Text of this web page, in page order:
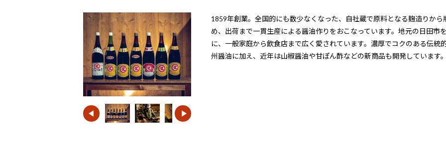
1859年創業。全国的にも数少なくなった、自社蔵で原料となる麹造りから
め、出荷まで一貫生産による醤油作りをおこなっています。地元の日田市
に、一般家庭から飲食店まで広く愛されています。濃厚でコクのある伝統
州醤油に加え、近年は山椒醤油や甘ぽん酢などの新商品も開発しています。